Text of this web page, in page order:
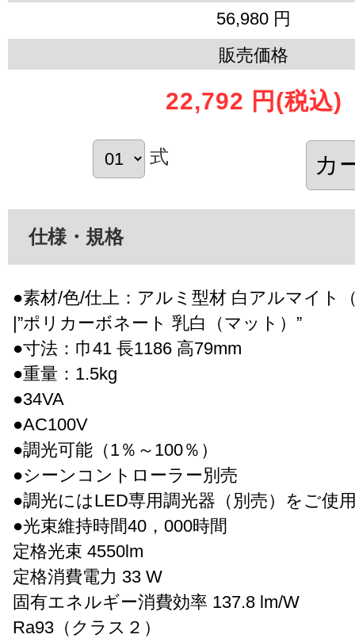
56,980 円
販売価格
22,792 円 (税込)
式
仕様・規格
●素材/色/仕上：アルミ型材 白アルマイト
|”ポリカーボネート 乳白（マット）”
●寸法：巾41 長1186 高79mm
●重量：1.5kg
●34VA
●AC100V
●調光可能（1％～100％）
●シーンコントローラー別売
●調光にはLED専用調光器（別売）をご使
●光束維持時間40，000時間
定格光束 4550lm
定格消費電力 33 W
固有エネルギー消費効率 137.8 lm/W
Ra93（クラス２）